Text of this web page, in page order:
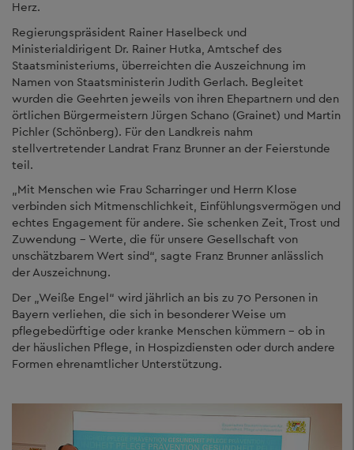
Herz.
Regierungspräsident Rainer Haselbeck und
Ministerialdirigent Dr. Rainer Hutka, Amtschef des
Staatsministeriums, überreichten die Auszeichnung im
Namen von Staatsministerin Judith Gerlach. Begleitet
wurden die Geehrten jeweils von ihren Ehepartnern und den
örtlichen Bürgermeistern Jürgen Schano (Grainet) und Martin
Pichler (Schönberg). Für den Landkreis nahm
stellvertretender Landrat Franz Brunner an der Feierstunde
teil.
„Mit Menschen wie Frau Scharringer und Herrn Klose
verbinden sich Mitmenschlichkeit, Einfühlungsvermögen und
echtes Engagement für andere. Sie schenken Zeit, Trost und
Zuwendung – Werte, die für unsere Gesellschaft von
unschätzbarem Wert sind“, sagte Franz Brunner anlässlich
der Auszeichnung.
Der „Weiße Engel“ wird jährlich an bis zu 70 Personen in
Bayern verliehen, die sich in besonderer Weise um
pflegebedürftige oder kranke Menschen kümmern – ob in
der häuslichen Pflege, in Hospizdiensten oder durch andere
Formen ehrenamtlicher Unterstützung.